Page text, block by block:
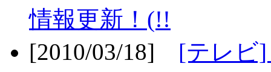
情報更新！(!!
[2010/03/18] [テレビ